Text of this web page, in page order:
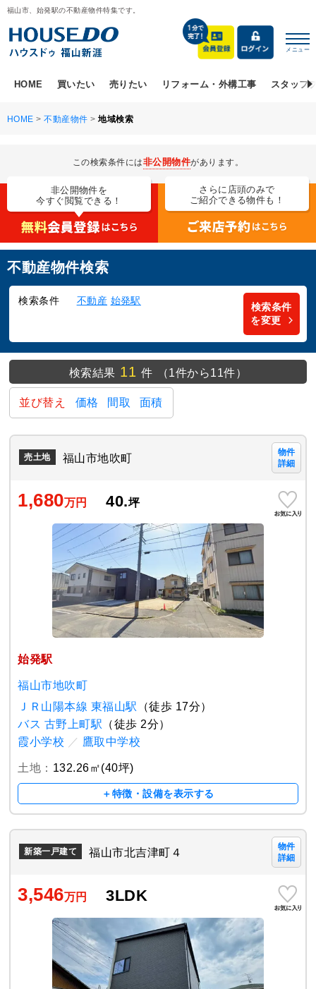
福山市、始発駅の不動産物件特集です。
メニュー
HOME 買いたい 売りたい リフォーム・外構工事 スタッフ
HOME >不動産物件 >地域検索
この検索条件には非公開物件があります。
非公開物件を
今すぐ閲覧できる！
さらに店頭のみで
ご紹介できる物件も！
不動産物件検索
検索条件 不動産 始発駅
検索条件
を変更
検索結果 11 件 （1件から11件）
並び替え 価格 間取 面積
売土地 福山市地吹町
物件
詳細
1,680万円 40.坪
始発駅
福山市地吹町
ＪＲ山陽本線 東福山駅
（徒歩 17分）
バス 古野上町駅 （徒歩 2分）
霞小学校 ／ 鷹取中学校
土地： 132.26㎡(40坪)
＋特徴・設備を表示する
新築一戸建て 福山市北吉津町４
物件
詳細
3,546万円 3LDK